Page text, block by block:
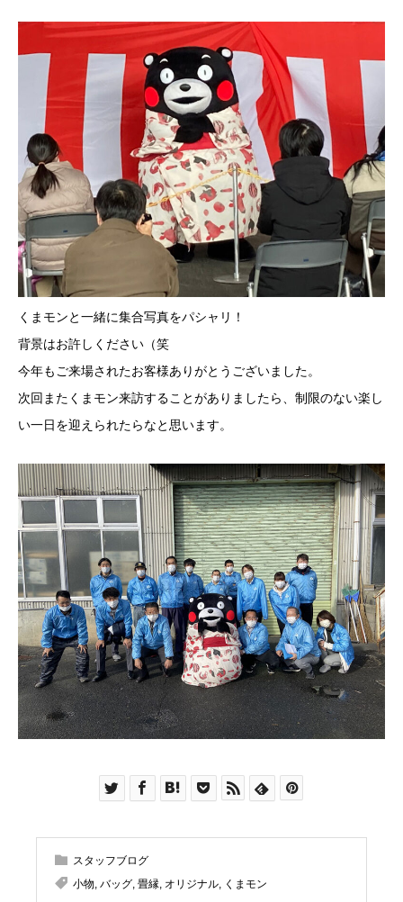
くまモンと一緒に集合写真をパシャリ！
背景はお許しください（笑
今年もご来場されたお客様ありがとうございました。
次回またくまモン来訪することがありましたら、制限のない楽し
い一日を迎えられたらなと思います。
スタッフブログ
小物, バッグ, 畳縁, オリジナル, くまモン